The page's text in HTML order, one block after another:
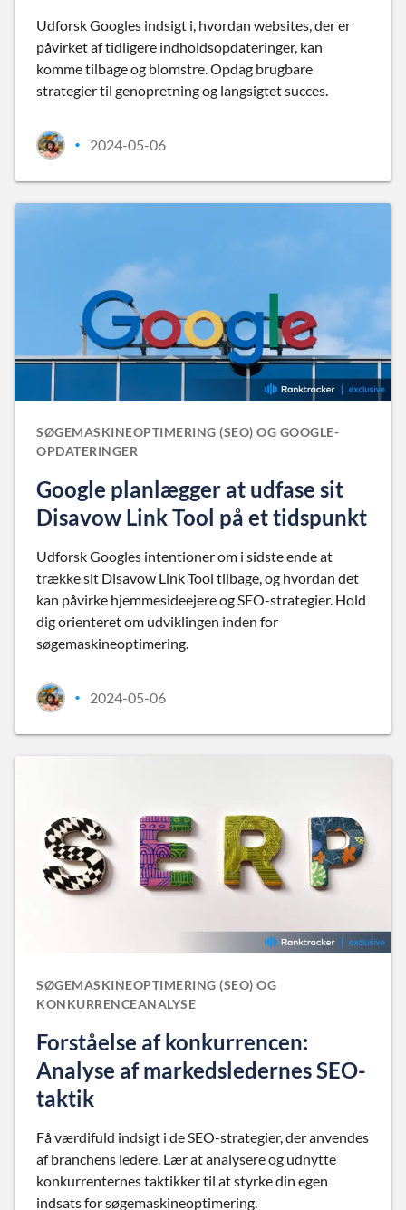
Udforsk Googles indsigt i, hvordan websites, der er
påvirket af tidligere indholdsopdateringer, kan
komme tilbage og blomstre. Opdag brugbare
strategier til genopretning og langsigtet succes.
• 2024-05-06
SØGEMASKINEOPTIMERING (SEO) OG GOOGLE-
OPDATERINGER
Google planlægger at udfase sit
Disavow Link Tool på et tidspunkt
Udforsk Googles intentioner om i sidste ende at
trække sit Disavow Link Tool tilbage, og hvordan det
kan påvirke hjemmesideejere og SEO-strategier. Hold
dig orienteret om udviklingen inden for
søgemaskineoptimering.
• 2024-05-06
SØGEMASKINEOPTIMERING (SEO) OG
KONKURRENCEANALYSE
Forståelse af konkurrencen:
Analyse af markedsledernes SEO-
taktik
Få værdifuld indsigt i de SEO-strategier, der anvendes
af branchens ledere. Lær at analysere og udnytte
konkurrenternes taktikker til at styrke din egen
indsats for søgemaskineoptimering.